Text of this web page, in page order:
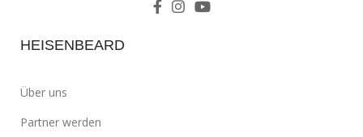
HEISENBEARD
Über uns
Partner werden